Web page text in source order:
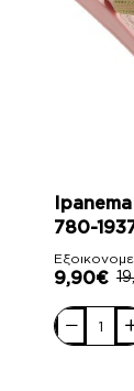
-50%
Ipanema
780-
9,90€
Ipanema
Παιδικές